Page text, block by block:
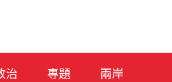
治 專題 兩岸